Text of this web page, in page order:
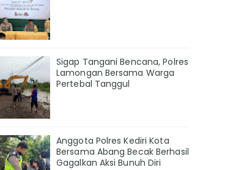
Sigap Tangani Bencana, Polres
Lamongan Bersama Warga
Pertebal Tanggul
Anggota Polres Kediri Kota
Bersama Abang Becak Berhasil
Gagalkan Aksi Bunuh Diri